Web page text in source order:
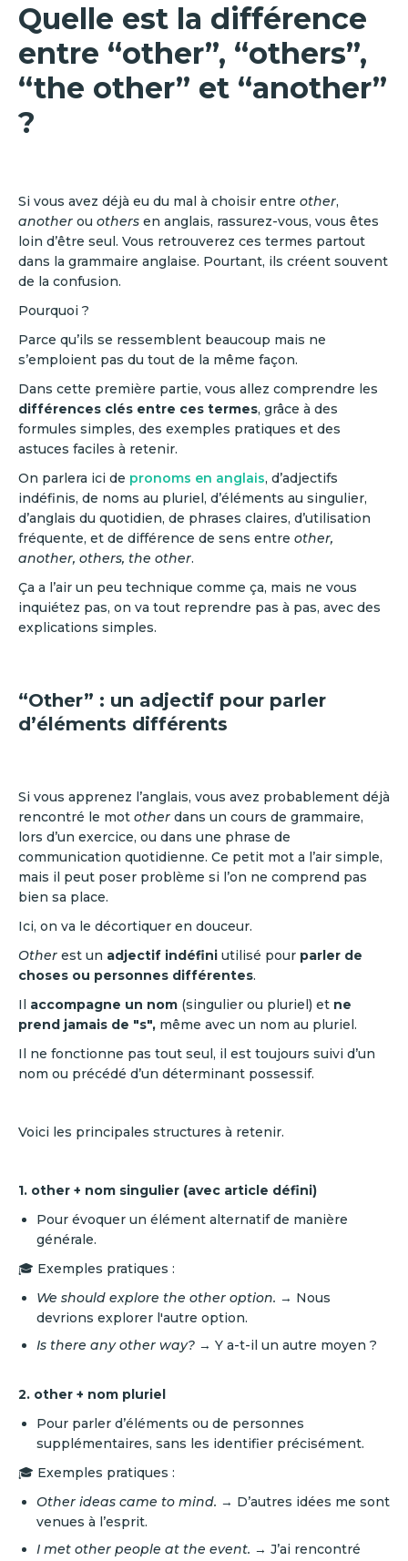
Quelle est la différence
entre “other”, “others”,
“the other” et “another”
?
Si vous avez déjà eu du mal à choisir entre other,
another ou others en anglais, rassurez-vous, vous êtes
loin d’être seul. Vous retrouverez ces termes partout
dans la grammaire anglaise. Pourtant, ils créent souvent
de la confusion.
Pourquoi ?
Parce qu’ils se ressemblent beaucoup mais ne
s’emploient pas du tout de la même façon.
Dans cette première partie, vous allez comprendre les
différences clés entre ces termes, grâce à des
formules simples, des exemples pratiques et des
astuces faciles à retenir.
On parlera ici de pronoms en anglais, d’adjectifs
indéfinis, de noms au pluriel, d’éléments au singulier,
d’anglais du quotidien, de phrases claires, d’utilisation
fréquente, et de différence de sens entre other,
another, others, the other.
Ça a l’air un peu technique comme ça, mais ne vous
inquiétez pas, on va tout reprendre pas à pas, avec des
explications simples.
“Other” : un adjectif pour parler
d’éléments différents
Si vous apprenez l’anglais, vous avez probablement déjà
rencontré le mot other dans un cours de grammaire,
lors d’un exercice, ou dans une phrase de
communication quotidienne. Ce petit mot a l’air simple,
mais il peut poser problème si l’on ne comprend pas
bien sa place.
Ici, on va le décortiquer en douceur.
Other est un adjectif indéfini utilisé pour parler de
choses ou personnes différentes.
Il accompagne un nom (singulier ou pluriel) et ne
prend jamais de "s", même avec un nom au pluriel.
Il ne fonctionne pas tout seul, il est toujours suivi d’un
nom ou précédé d’un déterminant possessif.
Voici les principales structures à retenir.
1. other + nom singulier (avec article défini)
Pour évoquer un élément alternatif de manière
générale.
🎓 Exemples pratiques :
We should explore the other option. → Nous
devrions explorer l'autre option.
Is there any other way? → Y a-t-il un autre moyen ?
2. other + nom pluriel
Pour parler d’éléments ou de personnes
supplémentaires, sans les identifier précisément.
🎓 Exemples pratiques :
Other ideas came to mind. → D’autres idées me sont
venues à l’esprit.
I met other people at the event. → J’ai rencontré